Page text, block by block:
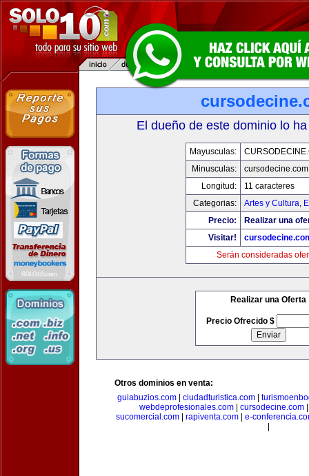
El dueño de este dominio lo
Mayusculas:
Minusculas:
cursodecine.com
Longitud:
11 caracteres
Categorias:
Artes y Cultura,
Precio:
Realizar una
Visitar!
Serán consideradas
Realizar una Oferta
Precio Ofrecido $
Otros dominios en venta:
guiabuzios.com| ciudadturistica.com|
webdeprofesionales.com| cursodecine.com
sucomercial.com
rapiventa.com
e-